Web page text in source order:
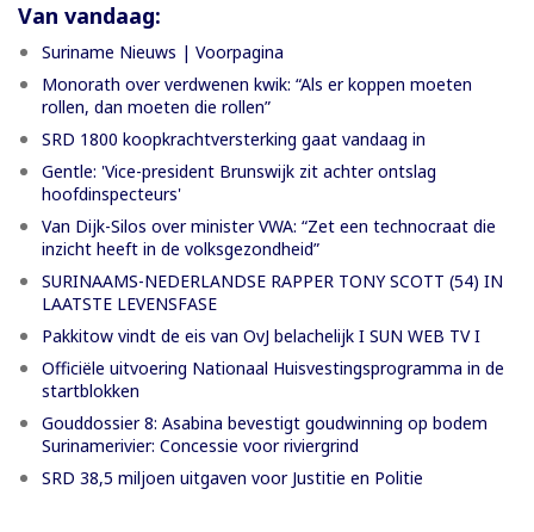
Van vandaag:
Suriname Nieuws | Voorpagina
Monorath over verdwenen kwik: “Als er koppen moeten
rollen, dan moeten die rollen”
SRD 1800 koopkrachtversterking gaat vandaag in
Gentle: 'Vice-president Brunswijk zit achter ontslag
hoofdinspecteurs'
Van Dijk-Silos over minister VWA: “Zet een technocraat die
inzicht heeft in de volksgezondheid”
SURINAAMS-NEDERLANDSE RAPPER TONY SCOTT (54) IN
LAATSTE LEVENSFASE
Pakkitow vindt de eis van OvJ belachelijk I SUN WEB TV I
Officiële uitvoering Nationaal Huisvestingsprogramma in de
startblokken
Gouddossier 8: Asabina bevestigt goudwinning op bodem
Surinamerivier: Concessie voor riviergrind
SRD 38,5 miljoen uitgaven voor Justitie en Politie